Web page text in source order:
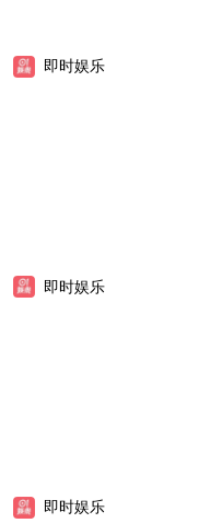
即时娱乐
即时娱乐
即时娱乐